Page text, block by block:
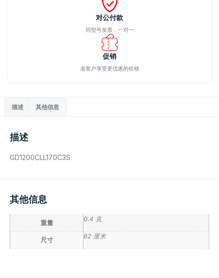
对公付款
同型号发票，一对一
促销
老客户享受更优惠的价格
描述 其他信息
描述
GD1200CLL170C3S
其他信息
重量
0.4 克
尺寸
62 厘米